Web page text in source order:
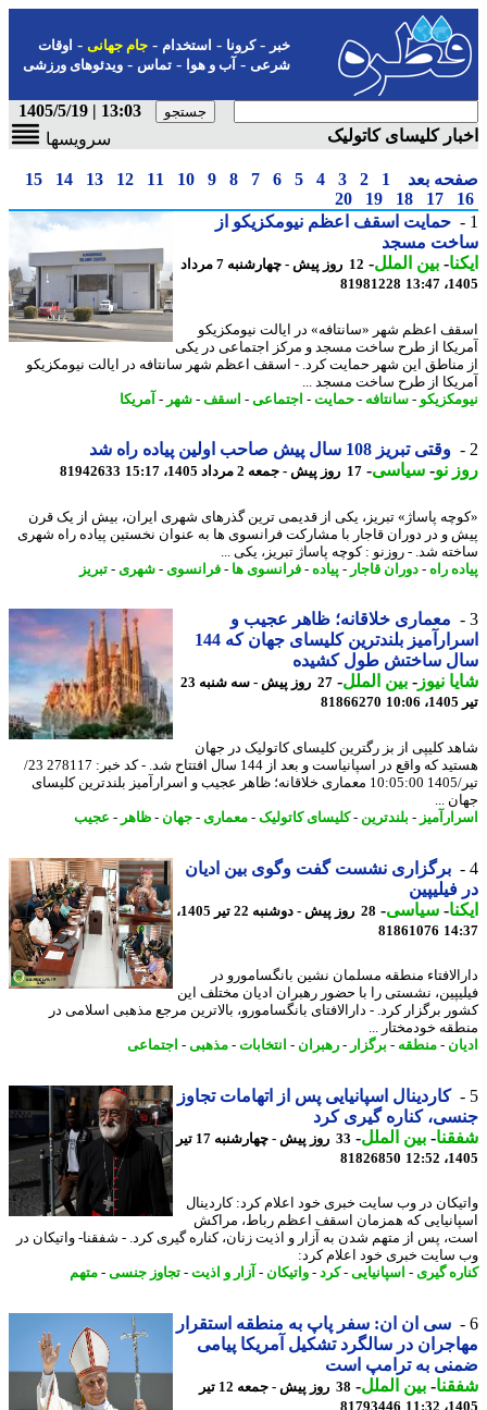
-کرونا-استخدام- جام جهانی-اوقات
شرعی-آب و هوا-تماس-ویدئوهای ورزشی
13:03 | 1405/5/19
کلیسای کاتولیک
سرویسها
بعد 1
2
3
4
5
6
7
8
9
10
11
12
13
14
15
17
18
19
20
حمایت اسقف اعظم نیومکزیکو از
مسجد
-بین الملل-
12 روز پیش - چهارشنبه 7 مرداد
81981228
اعظم شهر «سانتافه» در ایالت نیومکزیکو
از طرح ساخت مسجد و مرکز اجتماعی در یکی
این شهر حمایت کرد. - اسقف اعظم شهر سانتافه در ایالت نیومکزیکو
از طرح ساخت مسجد ...
-سانتافه-حمایت-اجتماعی-اسقف-شهر -آمریکا
وقتی تبریز 108 سال پیش صاحب اولین پیاده راه شد
نو- سیاسی-17 روز پیش - جمعه 2 مرداد 1405، 15:17 81942633
پاساژ» تبریز، یکی از قدیمی ترین گذرهای شهری ایران، بیش از یک قرن
و در دوران قاجار با مشارکت فرانسوی ها به عنوان نخستین پیاده راه شهری
شد. - روزنو : کوچه پاساژ تبریز، یکی ...
راه- دوران قاجار-پیاده -فرانسوی ها- فرانسوی-شهری- تبریز
معماری خلاقانه؛ ظاهر عجیب و
اسرارآمیز بلندترین کلیسای جهان که 144
ساختش طول کشیده
نیوز-بین الملل-
27 روز پیش - سه شنبه 23
81866270
کلیپی از بز رگترین کلیسای کاتولیک در جهان
هستید که واقع در اسپانیاست و بعد از 144 سال افتتاح شد. - کد خبر: 278117 23/
تیر/1405 10:05:00 معماری خلاقانه؛ ظاهر عجیب و اسرارآمیز بلندترین کلیسای
...
-بلندترین- کلیسای کاتولیک-معماری- جهان-ظاهر-عجیب
برگزاری نشست گفت وگوی بین ادیان
-سیاسی-
28 روز پیش - دوشنبه 22 تیر 1405،
81861076
منطقه مسلمان نشین بانگسامورو در
نشستی را با حضور رهبران ادیان مختلف این
برگزار کرد. - دارالافتای بانگسامورو، بالاترین مرجع مذهبی اسلامی در
خودمختار ...
-منطقه-برگزار - رهبران- انتخابات-مذهبی-اجتماعی
کاردینال اسپانیایی پس از اتهامات تجاوز
کناره گیری کرد
-بین الملل-
33 روز پیش - چهارشنبه 17 تیر
81826850
در وب سایت خبری خود اعلام کرد: کاردینال
که همزمان اسقف اعظم رباط، مراکش
پس از متهم شدن به آزار و اذیت زنان، کناره گیری کرد. - شفقنا- واتیکان در
خبری خود اعلام کرد:
گیری- اسپانیایی-کرد-واتیکان-آزار و اذیت -تجاوز جنسی-متهم
سی ان ان: سفر پاپ به منطقه استقرار
در سالگرد تشکیل آمریکا پیامی
به ترامپ است
-بین الملل-
38 روز پیش - جمعه 12 تیر
81793446